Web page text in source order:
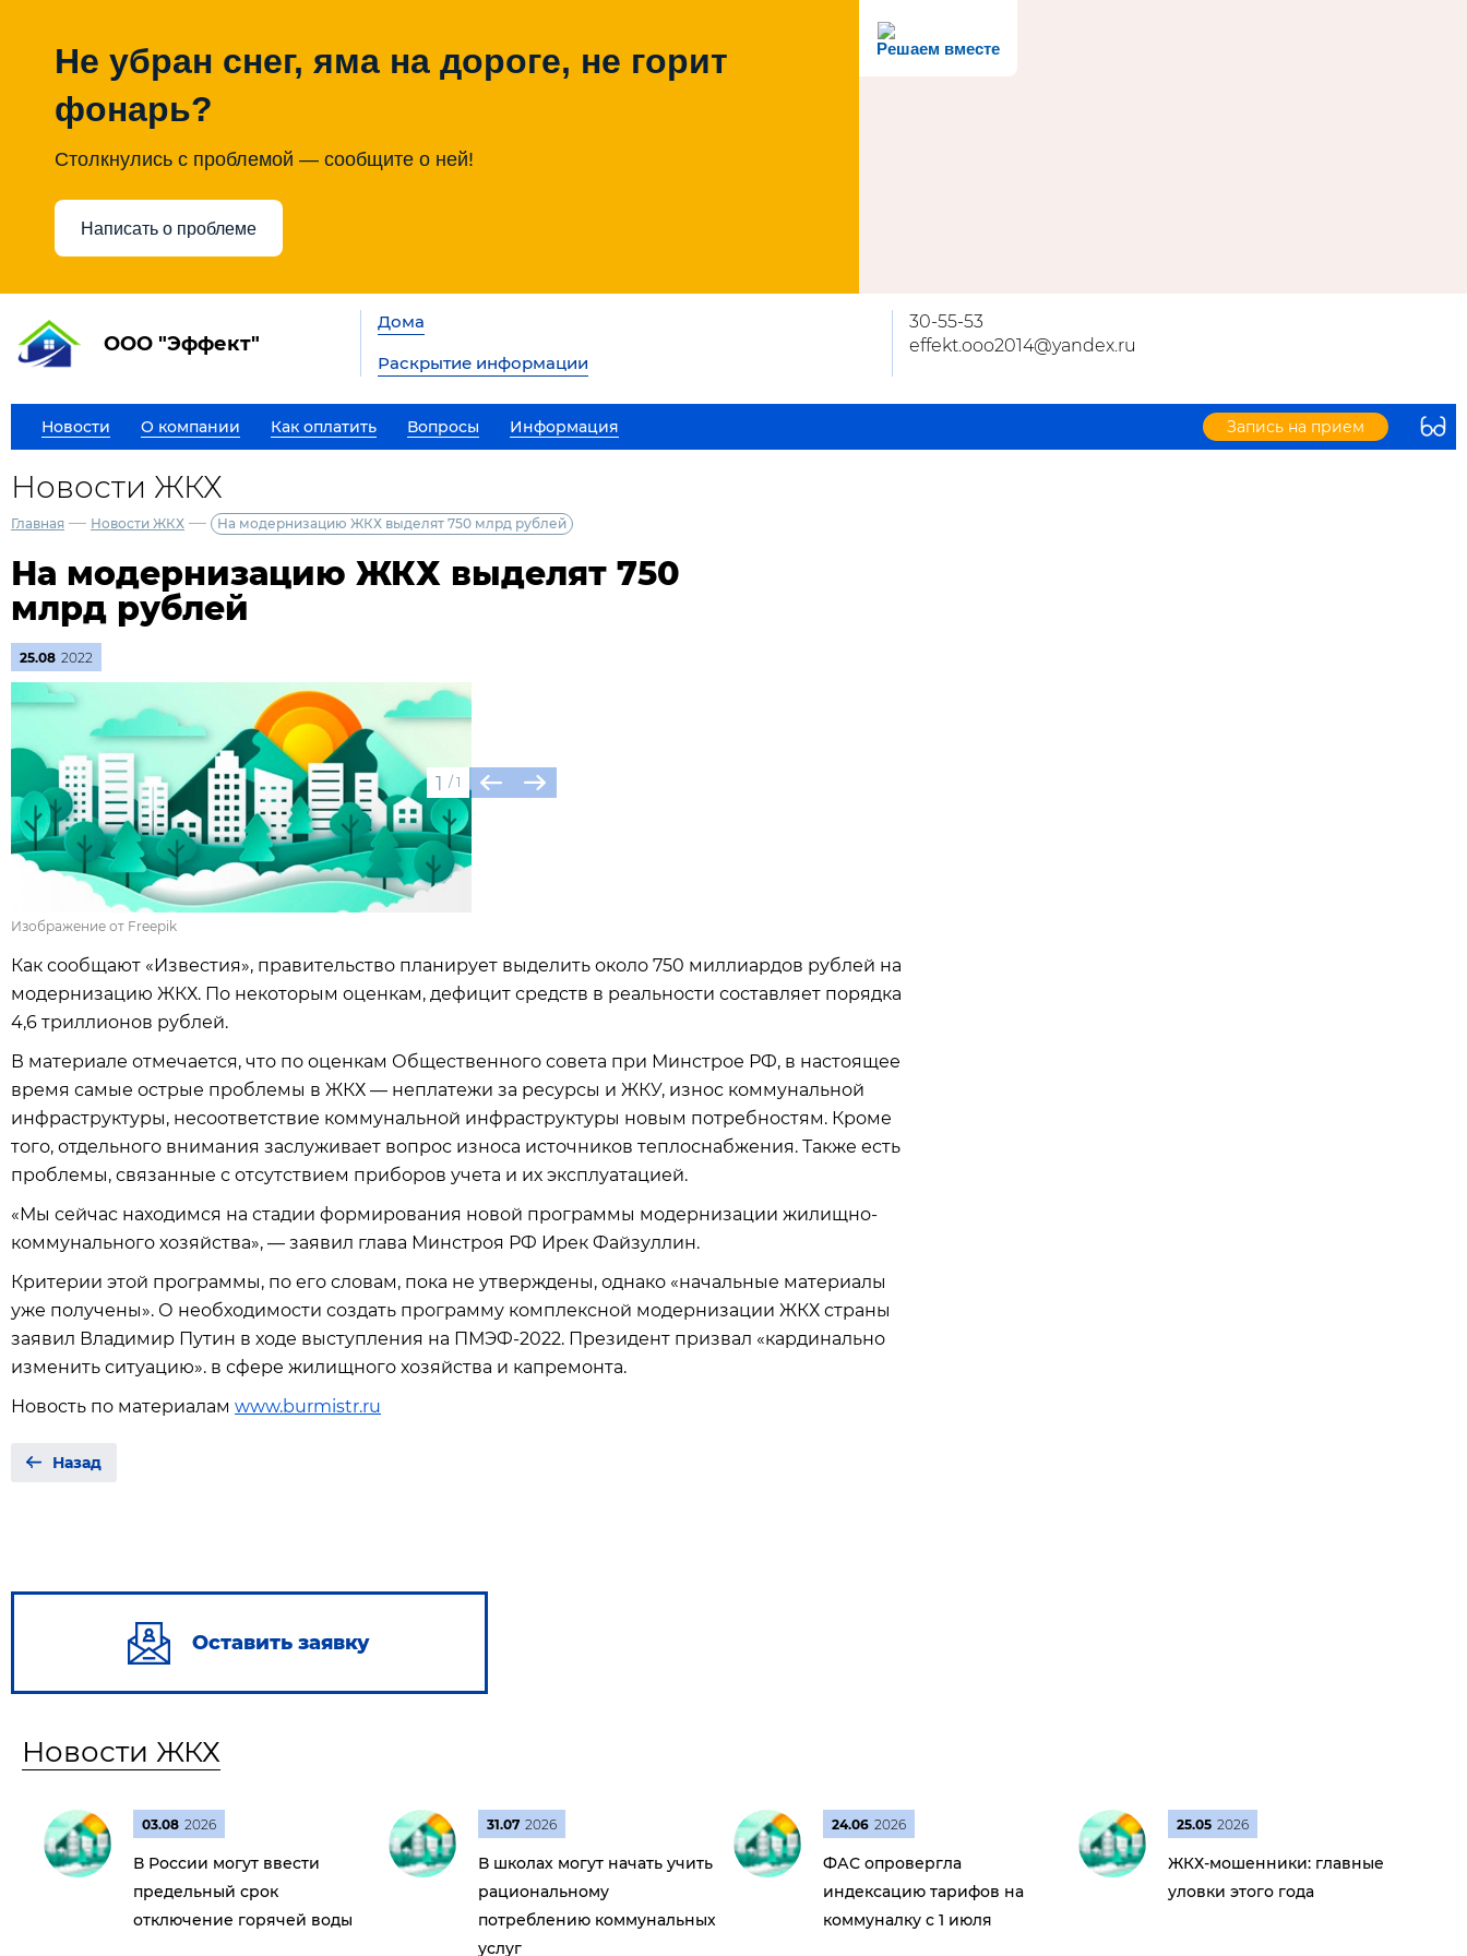
Решаем вместе
Не убран снег, яма на дороге, не горит
фонарь?
Столкнулись с проблемой — сообщите о ней!
Написать о проблеме
ООО "Эффект"
Дома
Раскрытие информации
30-55-53
effekt.ooo2014@yandex.ru
Новости О компании Как оплатить Вопросы Информация Запись на прием
Новости ЖКХ
Главная — Новости ЖКХ — На модернизацию ЖКХ выделят 750 млрд рублей
На модернизацию ЖКХ выделят 750
млрд рублей
25.08 2022
1 / 1
Изображение от Freepik
Как сообщают «Известия», правительство планирует выделить около 750 миллиардов рублей на
модернизацию ЖКХ. По некоторым оценкам, дефицит средств в реальности составляет порядка
4,6 триллионов рублей.
В материале отмечается, что по оценкам Общественного совета при Минстрое РФ, в настоящее
время самые острые проблемы в ЖКХ — неплатежи за ресурсы и ЖКУ, износ коммунальной
инфраструктуры, несоответствие коммунальной инфраструктуры новым потребностям. Кроме
того, отдельного внимания заслуживает вопрос износа источников теплоснабжения. Также есть
проблемы, связанные с отсутствием приборов учета и их эксплуатацией.
«Мы сейчас находимся на стадии формирования новой программы модернизации жилищно-
коммунального хозяйства», — заявил глава Минстроя РФ Ирек Файзуллин.
Критерии этой программы, по его словам, пока не утверждены, однако «начальные материалы
уже получены». О необходимости создать программу комплексной модернизации ЖКХ страны
заявил Владимир Путин в ходе выступления на ПМЭФ-2022. Президент призвал «кардинально
изменить ситуацию». в сфере жилищного хозяйства и капремонта.
Новость по материалам www.burmistr.ru
Назад
Оставить заявку
Новости ЖКХ
03.08 2026
В России могут ввести
предельный срок
отключение горячей воды
31.07 2026
В школах могут начать учить
рациональному
потреблению коммунальных
услуг
24.06 2026
ФАС опровергла
индексацию тарифов на
коммуналку с 1 июля
25.05 2026
ЖКХ-мошенники: главные
уловки этого года